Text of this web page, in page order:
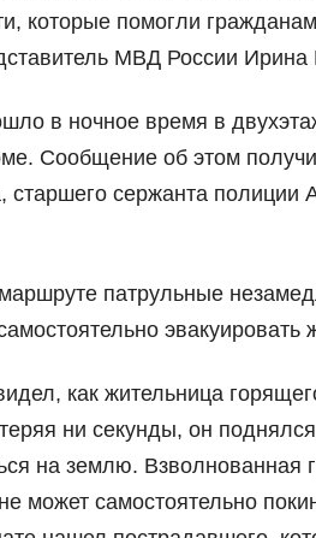
которые помогли
МВД России Ирина
в ночное время в
Сообщение об этом
сержанта полиции
патрульные
как жительница
ни секунды, он
на землю. Взволнованная
может самостоятельно